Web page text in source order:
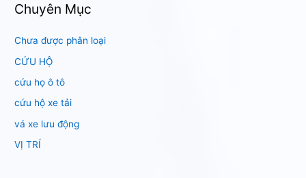
Chuyên Mục
Chưa được phân loại
CỨU HỘ
cứu họ ô tô
cứu hộ xe tải
vá xe lưu động
VỊ TRÍ